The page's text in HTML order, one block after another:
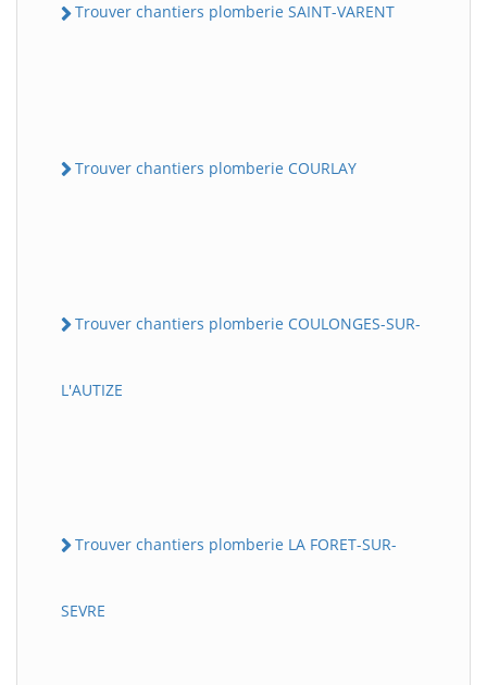
Trouver chantiers plomberie SAINT-VARENT
Trouver chantiers plomberie COURLAY
Trouver chantiers plomberie COULONGES-SUR-
L'AUTIZE
Trouver chantiers plomberie LA FORET-SUR-
SEVRE